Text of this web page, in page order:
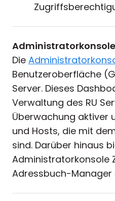
Administratorkonsole
Die
Benutzeroberfläche
Server. Dieses
Verwaltung des RU
Überwachung aktiver
und Hosts, die mit
sind. Darüber hinaus
Administratorkonsole
Adressbuch-Manager